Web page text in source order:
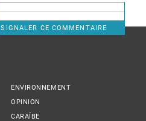
SIGNALER CE COMMENTAIRE
ENVIRONNEMENT
OPINION
CARAÏBE